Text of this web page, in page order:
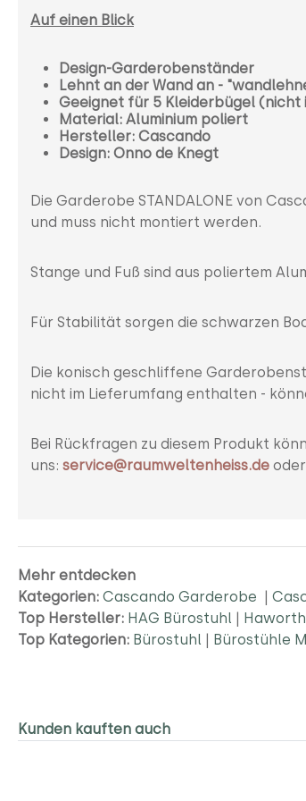
Auf einen Blick
Design-Garderobenständer
Lehnt an der Wand an -
Geeignet für 5 Kleiderbügel (nicht
Material: Aluminium poliert
Hersteller: Cascando
Design: Onno de Knegt
Die Garderobe STANDALONE von
und muss nicht montiert werden.
Stange und Fuß sind aus poliertem
Für Stabilität sorgen die schwarzen
Die konisch geschliffene
nicht im Lieferumfang enthalten -
Bei Rückfragen zu diesem Produkt
uns: service@raumweltenheiss.de
Mehr entdecken
Kategorien: Cascando Garderobe |
Top Hersteller: HAG Bürostuhl | Haworth
Top Kategorien: Bürostuhl | Bürostühle
Kunden kauften auch